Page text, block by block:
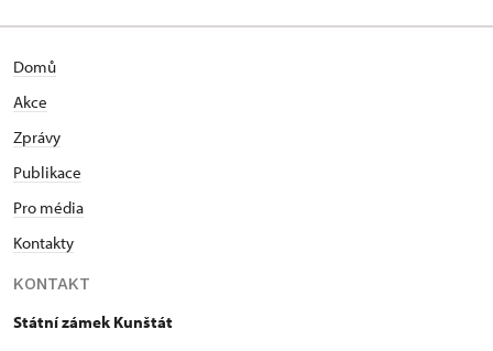
Domů
Akce
Zprávy
Publikace
Pro média
Kontakty
KONTAKT
Státní zámek Kunštát